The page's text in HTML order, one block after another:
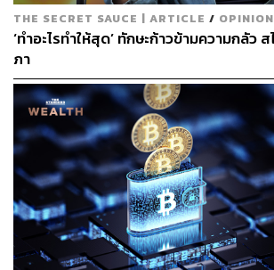
ABOUT THE
THE SECRET
คู่มือผู้นำ-นักธุรกิจศตวร
THE SECRET SAUCE | ARTICLE / OPINION
‘ทำอะไรทำให้สุด’ ทักษะก้าวข้ามความกลัว
ภา